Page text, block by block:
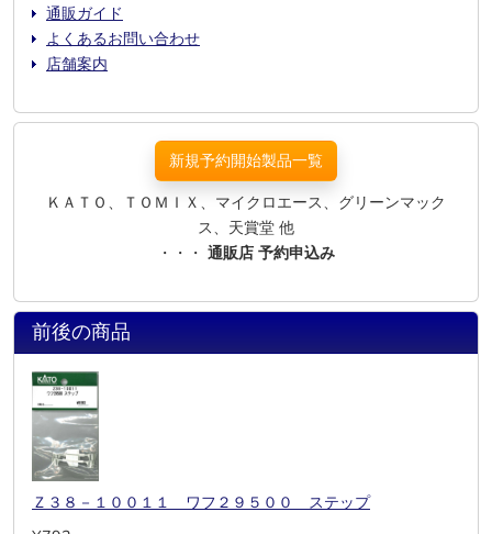
通販ガイド
よくあるお問い合わせ
店舗案内
新規予約開始製品一覧
ＫＡＴＯ、ＴＯＭＩＸ、マイクロエース、グリーンマック
ス、天賞堂 他
・・・ 通販店 予約申込み
前後の商品
Ｚ３８－１００１１ ワフ２９５００ ステップ